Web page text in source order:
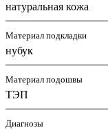
натуральная кожа
Материал подкладки
нубук
Материал подошвы
ТЭП
Диагнозы